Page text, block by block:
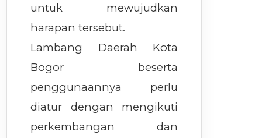
untuk mewujudkan
harapan tersebut.
Lambang Daerah Kota
Bogor beserta
penggunaannya perlu
diatur dengan mengikuti
perkembangan dan